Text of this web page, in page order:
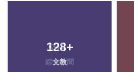
128+
文教